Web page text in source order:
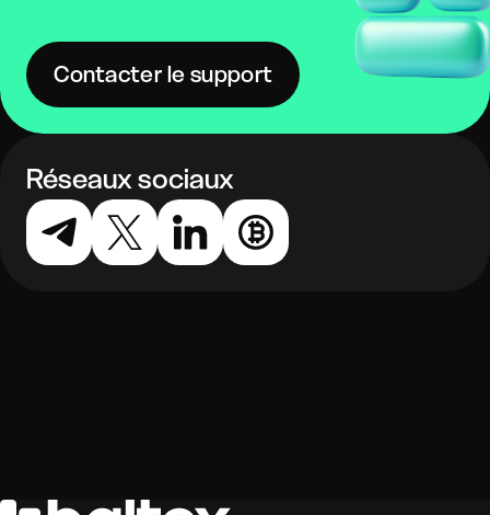
Contacter le support
Réseaux sociaux